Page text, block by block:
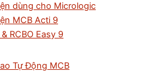
dùng cho Micrologic
MCB Acti 9
& RCBO Easy 9
Tự Động MCB